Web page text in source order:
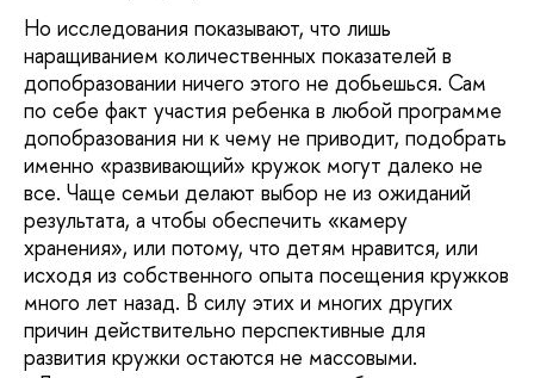
Но исследования показывают, что лишь
наращиванием количественных показателей в
допобразовании ничего этого не добьешься. Сам
по себе факт участия ребенка в любой программе
допобразования ни к чему не приводит, подобрать
именно «развивающий» кружок могут далеко не
все. Чаще семьи делают выбор не из ожиданий
результата, а чтобы обеспечить «камеру
хранения», или потому, что детям нравится, или
исходя из собственного опыта посещения кружков
много лет назад. В силу этих и многих других
причин действительно перспективные для
развития кружки остаются не массовыми.